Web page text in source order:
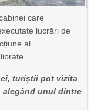
care
lucrări de
al
turiștii pot vizita
alegând unul dintre